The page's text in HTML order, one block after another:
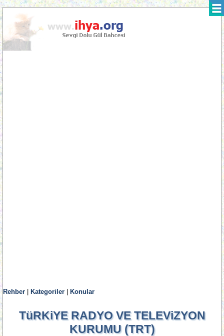
Rehber Kategoriler Konular
TüRKiYE RADYO VE TELEViZYON
KURUMU (TRT)